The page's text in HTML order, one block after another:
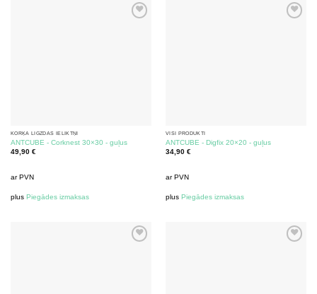
KORĶA LIGZDAS IELIKTŅI
ANTCUBE - Corknest 30×30 - guļus
49,90 €
ar PVN
plus Piegādes izmaksas
VISI PRODUKTI
ANTCUBE - Digfix 20×20 - guļus
34,90 €
ar PVN
plus Piegādes izmaksas